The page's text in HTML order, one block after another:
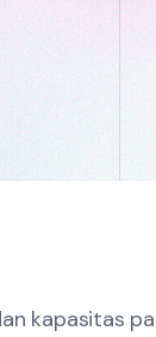
kapasitas